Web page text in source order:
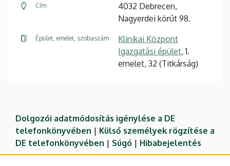
Cím
4032 Debrecen,
Nagyerdei körút 98.
Épület, emelet, szobaszám
Klinikai Központ
Igazgatási épület, 1.
emelet, 32 (Titkárság)
Dolgozói adatmódosítás igénylése a DE
telefonkönyvében | Külső személyek rögzítése a
DE telefonkönyvében | Súgó | Hibabejelentés